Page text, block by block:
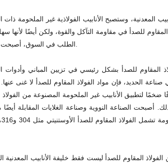
المعدنية، وستصبح الأنابيب الفولاذية غير الملحومة
للصدأ في مقاومة التآكل والقوة، ولكن أيضًا
المقاوم للصدأ بشكل رئيسي في تزيين المباني وأدوات
صناعة الحديد، فإن مواد الفولاذ المقاوم للصدأ لا
ضخمًا لتطبيق الأنابيب غير الملحومة المصنوعة من
أصبحت الصناعة النووية وصناعة الغلايات المقابلة
المقاوم للصدأ ليست فقط خليفة الأنابيب المعدنية